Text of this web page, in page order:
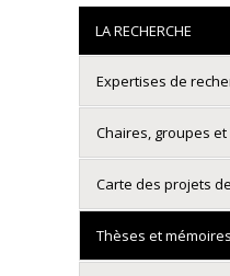
LA RECHERCHE
Expertises de
Chaires, groupes
Carte des projets
Thèses et mémoires